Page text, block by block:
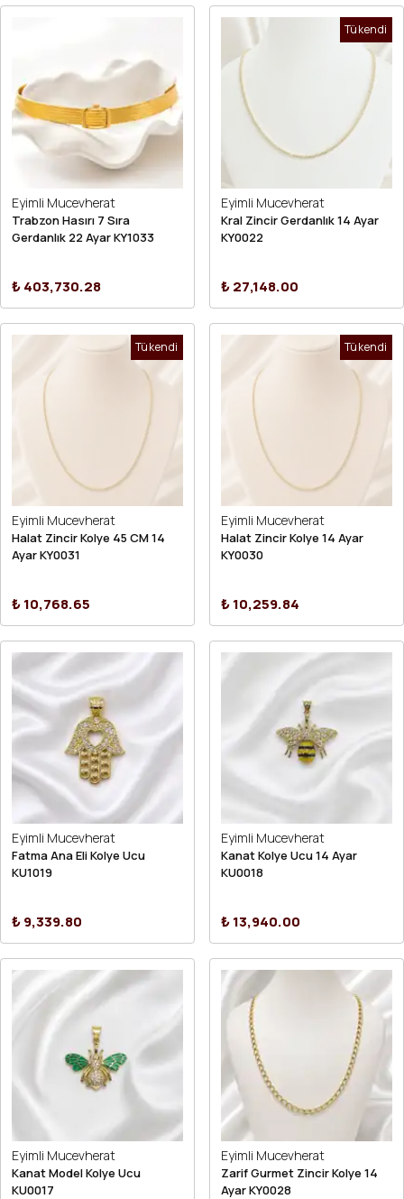
Eyimli Mucevherat
Trabzon Hasırı 7 Sıra
Gerdanlık 22 Ayar KY1033
₺ 403,730.28
Tükendi
Eyimli Mucevherat
Kral Zincir Gerdanlık 14 Ayar
KY0022
₺ 27,148.00
Tükendi
Eyimli Mucevherat
Halat Zincir Kolye 45 CM 14
Ayar KY0031
₺ 10,768.65
Tükendi
Eyimli Mucevherat
Halat Zincir Kolye 14 Ayar
KY0030
₺ 10,259.84
Eyimli Mucevherat
Fatma Ana Eli Kolye Ucu
KU1019
₺ 9,339.80
Eyimli Mucevherat
Kanat Kolye Ucu 14 Ayar
KU0018
₺ 13,940.00
Eyimli Mucevherat
Kanat Model Kolye Ucu
KU0017
Eyimli Mucevherat
Zarif Gurmet Zincir Kolye 14
Ayar KY0028